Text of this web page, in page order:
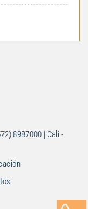
8987000 | Cali -